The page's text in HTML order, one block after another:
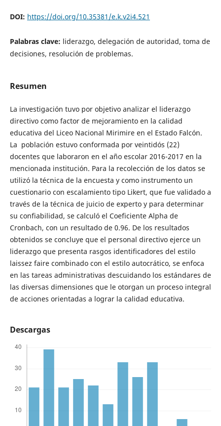
DOI: https://doi.org/10.35381/e.k.v2i4.521
Palabras clave: liderazgo, delegación de autoridad, toma de
decisiones, resolución de problemas.
Resumen
La investigación tuvo por objetivo analizar el liderazgo
directivo como factor de mejoramiento en la calidad
educativa del Liceo Nacional Mirimire en el Estado Falcón.
La población estuvo conformada por veintidós (22)
docentes que laboraron en el año escolar 2016-2017 en la
mencionada institución. Para la recolección de los datos se
utilizó la técnica de la encuesta y como instrumento un
cuestionario con escalamiento tipo Likert, que fue validado a
través de la técnica de juicio de experto y para determinar
su confiabilidad, se calculó el Coeficiente Alpha de
Cronbach, con un resultado de 0.96. De los resultados
obtenidos se concluye que el personal directivo ejerce un
liderazgo que presenta rasgos identificadores del estilo
laissez faire combinado con el estilo autocrático, se enfoca
en las tareas administrativas descuidando los estándares de
las diversas dimensiones que le otorgan un proceso integral
de acciones orientadas a lograr la calidad educativa.
Descargas